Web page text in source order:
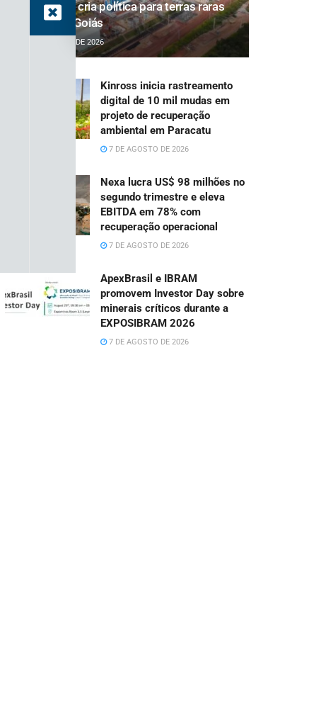
Projeto que cria política para terras raras
avança em Goiás
7 DE AGOSTO DE 2026
Kinross inicia rastreamento
digital de 10 mil mudas em
projeto de recuperação
ambiental em Paracatu
7 DE AGOSTO DE 2026
Nexa lucra US$ 98 milhões no
segundo trimestre e eleva
EBITDA em 78% com
recuperação operacional
7 DE AGOSTO DE 2026
ApexBrasil e IBRAM
promovem Investor Day sobre
minerais críticos durante a
EXPOSIBRAM 2026
7 DE AGOSTO DE 2026